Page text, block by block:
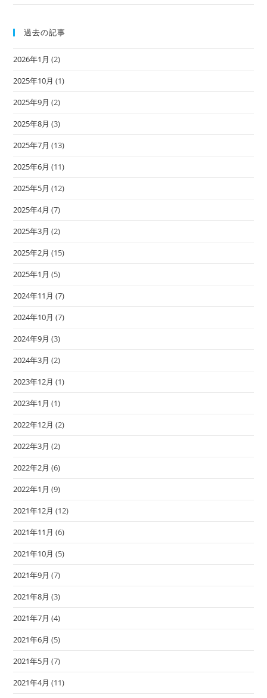
過去の記事
2026年1月 (2)
2025年10月 (1)
2025年9月 (2)
2025年8月 (3)
2025年7月 (13)
2025年6月 (11)
2025年5月 (12)
2025年4月 (7)
2025年3月 (2)
2025年2月 (15)
2025年1月 (5)
2024年11月 (7)
2024年10月 (7)
2024年9月 (3)
2024年3月 (2)
2023年12月 (1)
2023年1月 (1)
2022年12月 (2)
2022年3月 (2)
2022年2月 (6)
2022年1月 (9)
2021年12月 (12)
2021年11月 (6)
2021年10月 (5)
2021年9月 (7)
2021年8月 (3)
2021年7月 (4)
2021年6月 (5)
2021年5月 (7)
2021年4月 (11)